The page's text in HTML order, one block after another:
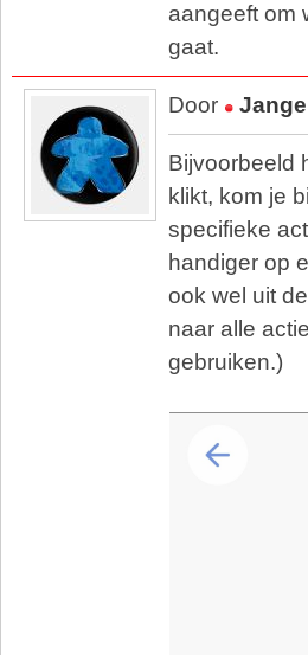
aangeeft om
gaat.
Door
Bijvoorbeeld
klikt, kom je
specifieke
handiger op
ook wel uit
naar alle
gebruiken.)